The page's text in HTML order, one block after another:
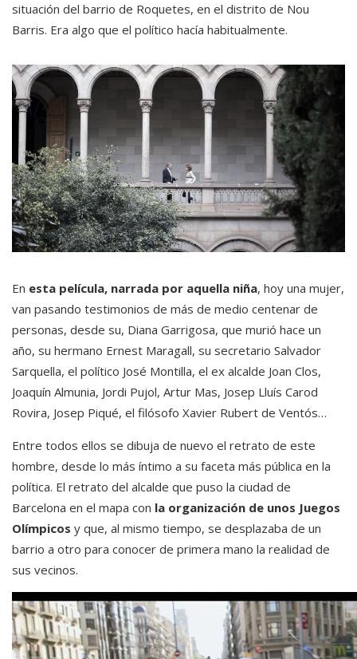
situación del barrio de Roquetes, en el distrito de Nou
Barris. Era algo que el político hacía habitualmente.
En esta película, narrada por aquella niña, hoy una mujer,
van pasando testimonios de más de medio centenar de
personas, desde su, Diana Garrigosa, que murió hace un
año, su hermano Ernest Maragall, su secretario Salvador
Sarquella, el político José Montilla, el ex alcalde Joan Clos,
Joaquín Almunia, Jordi Pujol, Artur Mas, Josep Lluís Carod
Rovira, Josep Piqué, el filósofo Xavier Rubert de Ventós…
Entre todos ellos se dibuja de nuevo el retrato de este
hombre, desde lo más íntimo a su faceta más pública en la
política. El retrato del alcalde que puso la ciudad de
Barcelona en el mapa con la organización de unos Juegos
Olímpicos y que, al mismo tiempo, se desplazaba de un
barrio a otro para conocer de primera mano la realidad de
sus vecinos.